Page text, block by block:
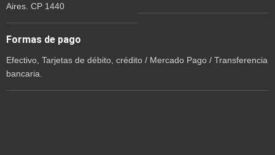
Aires. CP 1440
Formas de pago
Efectivo, Tarjetas de débito, crédito / Mercado Pago / Transferencia
bancaria.